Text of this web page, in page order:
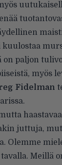
on paljon
myös
Fidelman
juttuja,
Olemme
Meillä